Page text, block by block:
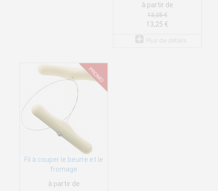
à partir de
13,25 €
13,25 €
Fil à couper le beurre et le
fromage
à partir de